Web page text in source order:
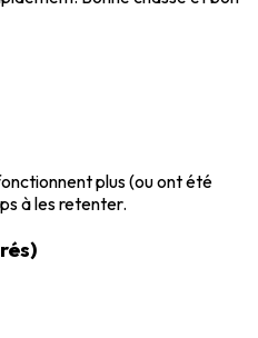
plus (ou ont été
à les retenter.